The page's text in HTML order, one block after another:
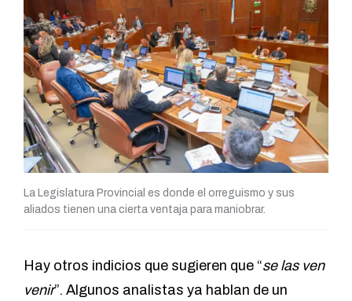
La Legislatura Provincial es donde el orreguismo y sus
aliados tienen una cierta ventaja para maniobrar.
Hay otros indicios que sugieren que “se las ven
venir”. Algunos analistas ya hablan de un